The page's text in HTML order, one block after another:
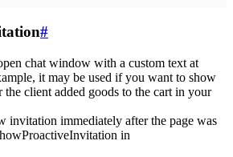
#
chat window with a custom text at
it may be used if you want to show
client added goods to the cart in your
invitation immediately after the page was
in